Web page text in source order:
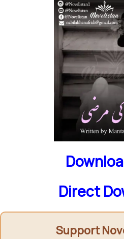
Direct
Support